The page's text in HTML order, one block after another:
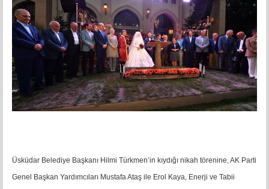
Üsküdar Belediye Başkanı Hilmi Türkmen’in kıydığı nikah törenine, AK Parti
Genel Başkan Yardımcıları Mustafa Ataş ile Erol Kaya, Enerji ve Tabii